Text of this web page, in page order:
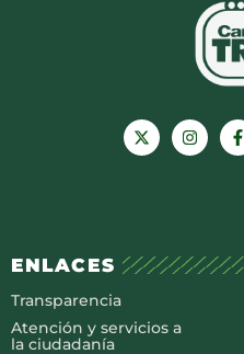
ENLACES
Transparencia
Atención y servicios a
la ciudadanía